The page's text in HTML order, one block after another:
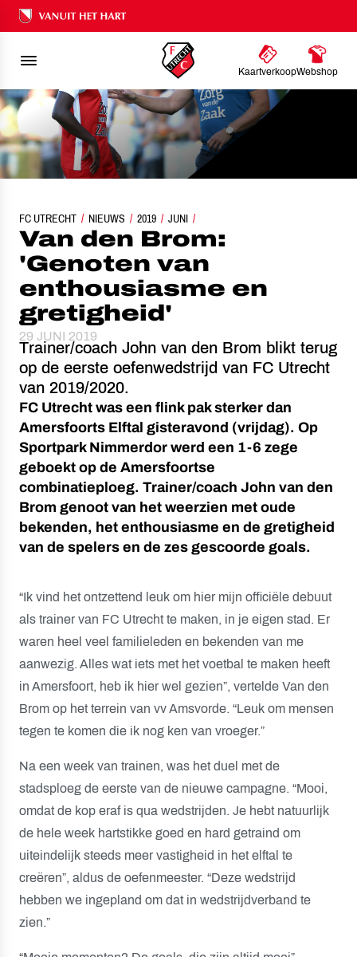
Ons nalatenschap
KaartverkoopWebshop
FC UTRECHT NIEUWS 2019 JUNI
VAN DEN BROM: 'GENOTEN VAN ENTHOUSIASME EN GRETIGHEID'
Van den Brom:
'Genoten van
enthousiasme en
gretigheid'
29 JUNI 2019
Trainer/coach John van den Brom blikt terug
op de eerste oefenwedstrijd van FC Utrecht
van 2019/2020.
FC Utrecht was een flink pak sterker dan
Amersfoorts Elftal gisteravond (vrijdag). Op
Sportpark Nimmerdor werd een 1-6 zege
geboekt op de Amersfoortse
combinatieploeg. Trainer/coach John van den
Brom genoot van het weerzien met oude
bekenden, het enthousiasme en de gretigheid
van de spelers en de zes gescoorde goals.
“Ik vind het ontzettend leuk om hier mijn officiële debuut
als trainer van FC Utrecht te maken, in je eigen stad. Er
waren heel veel familieleden en bekenden van me
aanwezig. Alles wat iets met het voetbal te maken heeft
in Amersfoort, heb ik hier wel gezien”, vertelde Van den
Brom op het terrein van vv Amsvorde. “Leuk om mensen
tegen te komen die ik nog ken van vroeger.”
Na een week van trainen, was het duel met de
stadsploeg de eerste van de nieuwe campagne. “Mooi,
omdat de kop eraf is qua wedstrijden. Je hebt natuurlijk
de hele week hartstikke goed en hard getraind om
uiteindelijk steeds meer vastigheid in het elftal te
creëren”, aldus de oefenmeester. “Deze wedstrijd
hebben we ingepland om dat in wedstrijdverband te
zien.”